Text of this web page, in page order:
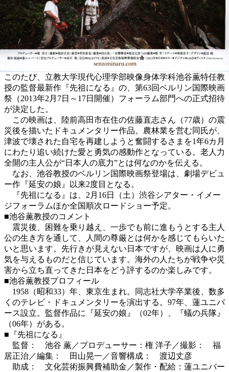
このたび、立教大学現代心理学部映像身体学科池谷薫特任教
授の監督最新作『先祖になる』の、第63回ベルリン国際映画
祭（2013年2月7日～17日開催）フォーラム部門への正式招待
が決定した。
この映画は、陸前高田市在住の佐藤直志さん（77歳）の震
災後を描いたドキュメンタリー作品。農林業を営む同氏が、
津波で壊された自宅を再建しようと奮闘するさまを1年6カ月
にわたり追い続けた愛と勇気の感動作となっている。老人力
全開の主人公が“日本人の底力”とは何なのかを伝える。
なお、池谷教授のベルリン国際映画祭登場は、劇場デビュ
ー作『延安の娘』以来2度目となる。
『先祖になる』は、2月16日（土）渋谷シアター・イメー
ジフォーラムほか全国順次ロードショー予定。
■池谷薫教授のコメント
震災後、困難を乗り越え、一歩でも前に進もうとする主人
公の生き方を通して、人間の尊厳とは何かを感じてもらいた
いと思います。先行きが見えない日本ですが、映画は人に勇
気を与えるものだと信じています。海外の人たちが戦争や災
害から立ち直ってきた日本をどう評するのか楽しみです。
■池谷薫教授プロフィール
1958（昭和33）年、東京生まれ。同志社大学卒業後、数多
くのテレビ・ドキュメンタリーを演出する。97年、蓮ユニバ
ース設立。監督作品に『延安の娘』（02年）、『蟻の兵隊』
（06年）がある。
■『先祖になる』
監督： 池谷 薫／プロデューサー：権 洋子／撮影： 福
居正治／編集： 田山晃一／音響構成： 渡辺丈彦
助成： 文化芸術振興費補助金／製作・配給：蓮ユニバー